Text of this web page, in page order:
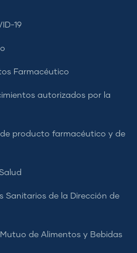
19
Farmacéutico
autorizados por la
producto farmacéutico y de
Sanitarios de la Dirección de
de Alimentos y Bebidas